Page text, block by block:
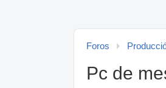
Foros
Pc de